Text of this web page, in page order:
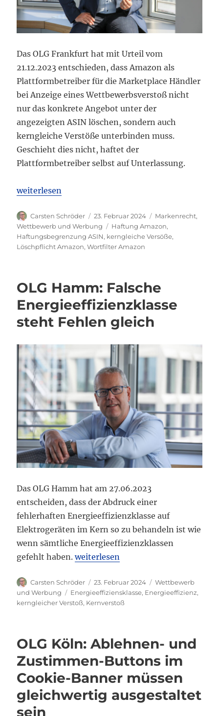
Das OLG Frankfurt hat mit Urteil vom
21.12.2023 entschieden, dass Amazon als
Plattformbetreiber für die Marketplace Händler
bei Anzeige eines Wettbewerbsverstoß nicht
nur das konkrete Angebot unter der
angezeigten ASIN löschen, sondern auch
kerngleiche Verstöße unterbinden muss.
Geschieht dies nicht, haftet der
Plattformbetreiber selbst auf Unterlassung.
„OLG Frankfurt a.M.: Kontrollpflichten für
weiterlesen
Autor
Carsten Schröder
Veröffentlicht
am
23. Februar 2024 Kategorien
Markenrecht,
Wettbewerb und Werbung
Schlagwörter
Haftung Amazon,
Haftungsbegrenzung ASIN, kerngleiche Versöße,
Löschpflicht Amazon,Wortfilter Amazon
OLG Hamm: Falsche
Energieeffizienzklasse
steht Fehlen gleich
Das OLG Hamm hat am 27.06.2023
entscheiden, dass der Abdruck einer
fehlerhaften Energieeffizienzklasse auf
Elektrogeräten im Kern so zu behandeln ist wie
wenn sämtliche Energieeffizienzklassen
gefehlt haben.„OLG Hamm: Falsche
weiterlesen
Autor
Carsten Schröder
Veröffentlicht
am
23. Februar 2024 Kategorien
Wettbewerb
und Werbung
Schlagwörter
Energieeffiziensklasse, Energieeffizienz,
kerngleicher Verstoß, Kernverstoß
OLG Köln: Ablehnen- und
Zustimmen-Buttons im
Cookie-Banner müssen
gleichwertig ausgestaltet
sein